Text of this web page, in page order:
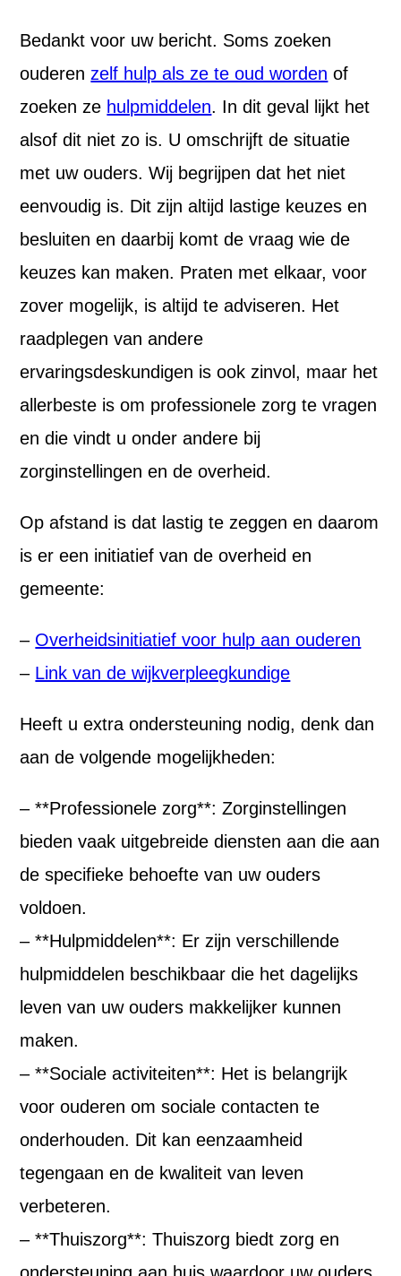
Bedankt voor uw bericht. Soms zoeken
ouderen zelf hulp als ze te oud worden of
zoeken ze hulpmiddelen. In dit geval lijkt het
alsof dit niet zo is. U omschrijft de situatie
met uw ouders. Wij begrijpen dat het niet
eenvoudig is. Dit zijn altijd lastige keuzes en
besluiten en daarbij komt de vraag wie de
keuzes kan maken. Praten met elkaar, voor
zover mogelijk, is altijd te adviseren. Het
raadplegen van andere
ervaringsdeskundigen is ook zinvol, maar het
allerbeste is om professionele zorg te vragen
en die vindt u onder andere bij
zorginstellingen en de overheid.
Op afstand is dat lastig te zeggen en daarom
is er een initiatief van de overheid en
gemeente:
– Overheidsinitiatief voor hulp aan ouderen
– Link van de wijkverpleegkundige
Heeft u extra ondersteuning nodig, denk dan
aan de volgende mogelijkheden:
– **Professionele zorg**: Zorginstellingen
bieden vaak uitgebreide diensten aan die aan
de specifieke behoefte van uw ouders
voldoen.
– **Hulpmiddelen**: Er zijn verschillende
hulpmiddelen beschikbaar die het dagelijks
leven van uw ouders makkelijker kunnen
maken.
– **Sociale activiteiten**: Het is belangrijk
voor ouderen om sociale contacten te
onderhouden. Dit kan eenzaamheid
tegengaan en de kwaliteit van leven
verbeteren.
– **Thuiszorg**: Thuiszorg biedt zorg en